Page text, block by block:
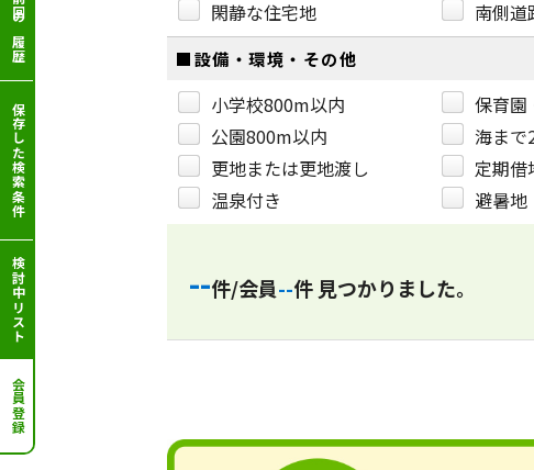
前回の履歴
保存した検索条件
検討中リスト
会員登録
閑静な住宅地
南側道
■設備・環境・その他
小学校800m以内 保育園
公園800m以内
海まで
更地または更地渡し
定期借
温泉付き
避暑地
--件/会員--件 見つかりました。